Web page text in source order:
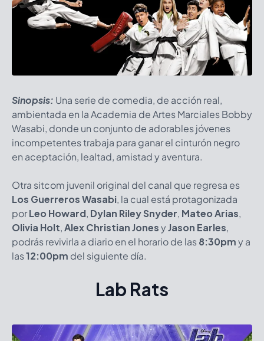
Sinopsis: Una serie de comedia, de acción real,
ambientada en la Academia de Artes Marciales Bobby
Wasabi, donde un conjunto de adorables jóvenes
incompetentes trabaja para ganar el cinturón negro
en aceptación, lealtad, amistad y aventura.
Otra sitcom juvenil original del canal que regresa es
Los Guerreros Wasabi, la cual está protagonizada
porLeo Howard, Dylan Riley Snyder, Mateo Arias,
Olivia Holt,Alex Christian JonesyJason Earles,
podrás revivirla a diario en el horario de las8:30pmy a
las12:00pm del siguiente día.
Lab Rats